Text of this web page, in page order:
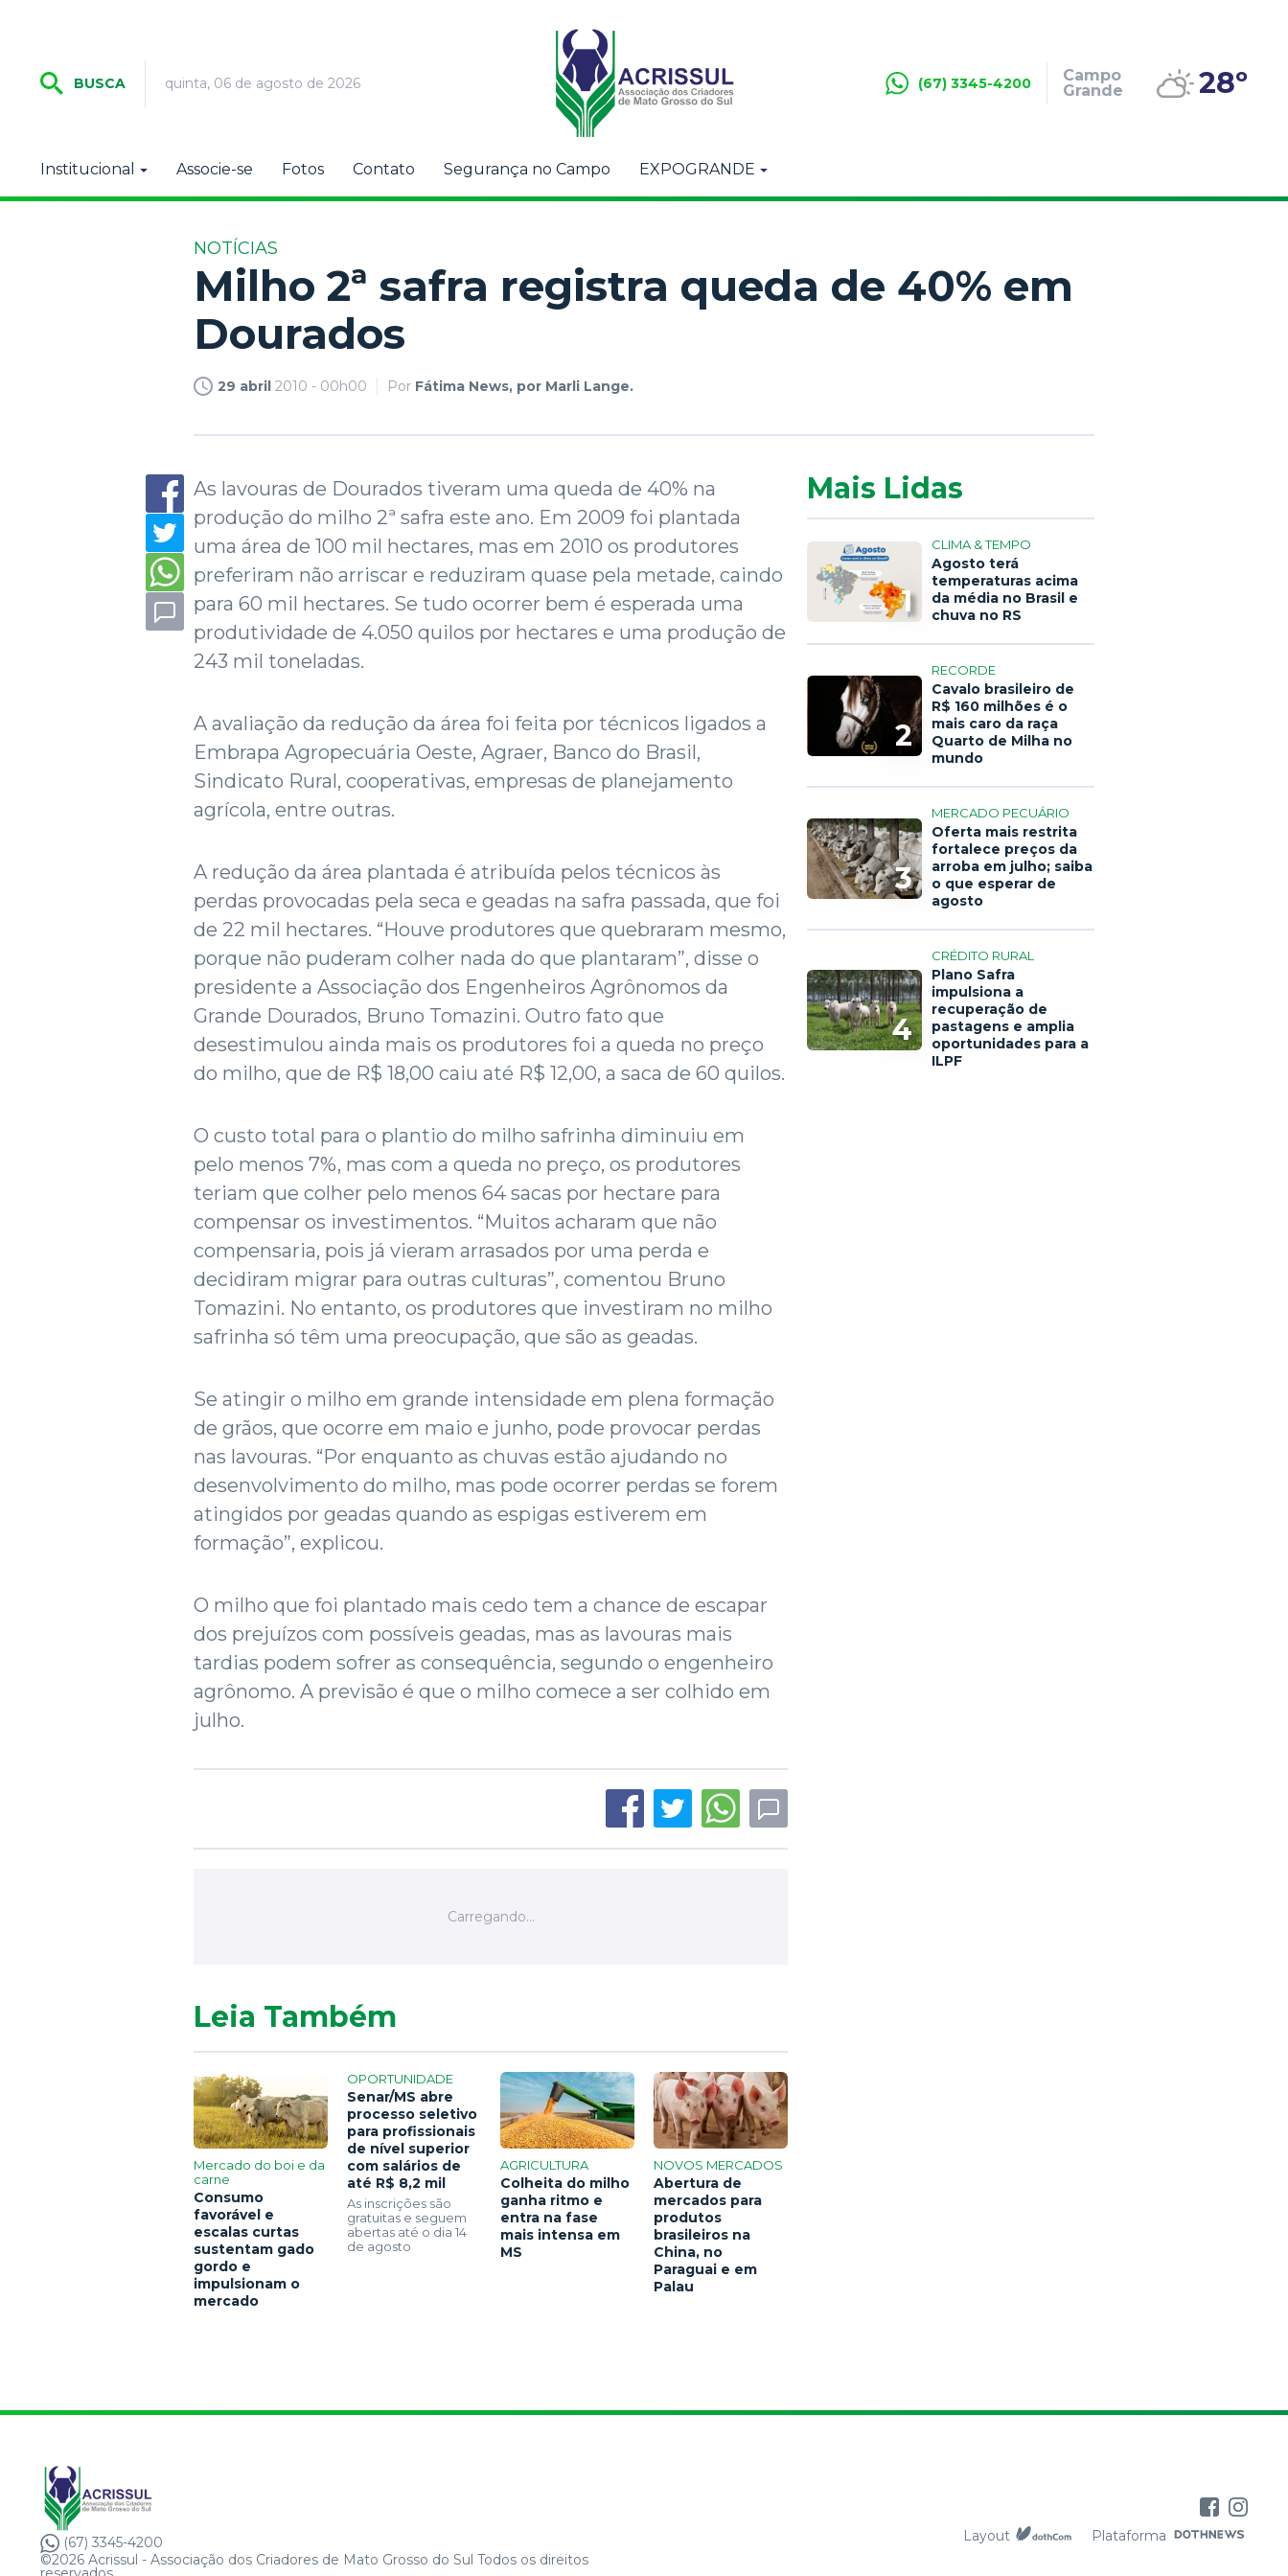
BUSCA quinta, 06 de agosto de 2026 (67) 3345-4200
Campo
Grande
28º
Institucional Associe-se Fotos Contato Segurança no Campo EXPOGRANDE
NOTÍCIAS
Milho 2ª safra registra queda de 40% em
Dourados
29 abril 2010 - 00h00 Por Fátima News, por Marli Lange.
As lavouras de Dourados tiveram uma queda de 40% na
produção do milho 2ª safra este ano. Em 2009 foi plantada
uma área de 100 mil hectares, mas em 2010 os produtores
preferiram não arriscar e reduziram quase pela metade, caindo
para 60 mil hectares. Se tudo ocorrer bem é esperada uma
produtividade de 4.050 quilos por hectares e uma produção de
243 mil toneladas.
A avaliação da redução da área foi feita por técnicos ligados a
Embrapa Agropecuária Oeste, Agraer, Banco do Brasil,
Sindicato Rural, cooperativas, empresas de planejamento
agrícola, entre outras.
A redução da área plantada é atribuída pelos técnicos às
perdas provocadas pela seca e geadas na safra passada, que foi
de 22 mil hectares. “Houve produtores que quebraram mesmo,
porque não puderam colher nada do que plantaram”, disse o
presidente a Associação dos Engenheiros Agrônomos da
Grande Dourados, Bruno Tomazini. Outro fato que
desestimulou ainda mais os produtores foi a queda no preço
do milho, que de R$ 18,00 caiu até R$ 12,00, a saca de 60 quilos.
O custo total para o plantio do milho safrinha diminuiu em
pelo menos 7%, mas com a queda no preço, os produtores
teriam que colher pelo menos 64 sacas por hectare para
compensar os investimentos. “Muitos acharam que não
compensaria, pois já vieram arrasados por uma perda e
decidiram migrar para outras culturas”, comentou Bruno
Tomazini. No entanto, os produtores que investiram no milho
safrinha só têm uma preocupação, que são as geadas.
Se atingir o milho em grande intensidade em plena formação
de grãos, que ocorre em maio e junho, pode provocar perdas
nas lavouras. “Por enquanto as chuvas estão ajudando no
desenvolvimento do milho, mas pode ocorrer perdas se forem
atingidos por geadas quando as espigas estiverem em
formação”, explicou.
O milho que foi plantado mais cedo tem a chance de escapar
dos prejuízos com possíveis geadas, mas as lavouras mais
tardias podem sofrer as consequência, segundo o engenheiro
agrônomo. A previsão é que o milho comece a ser colhido em
julho.
Mais Lidas
1
CLIMA & TEMPO
Agosto terá
temperaturas acima
da média no Brasil e
chuva no RS
2
RECORDE
Cavalo brasileiro de
R$ 160 milhões é o
mais caro da raça
Quarto de Milha no
mundo
3
MERCADO PECUÁRIO
Oferta mais restrita
fortalece preços da
arroba em julho; saiba
o que esperar de
agosto
4
CRÉDITO RURAL
Plano Safra
impulsiona a
recuperação de
pastagens e amplia
oportunidades para a
ILPF
Leia Também
Mercado do boi e da
carne
Consumo
favorável e
escalas curtas
sustentam gado
gordo e
impulsionam o
mercado
OPORTUNIDADE
Senar/MS abre
processo seletivo
para profissionais
de nível superior
com salários de
até R$ 8,2 mil
As inscrições são
gratuitas e seguem
abertas até o dia 14
de agosto
AGRICULTURA
Colheita do milho
ganha ritmo e
entra na fase
mais intensa em
MS
NOVOS MERCADOS
Abertura de
mercados para
produtos
brasileiros na
China, no
Paraguai e em
Palau
(67) 3345-4200
©2026 Acrissul - Associação dos Criadores de Mato Grosso do Sul Todos os direitos
Layout Plataforma